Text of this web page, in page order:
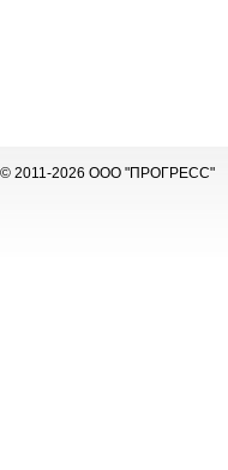
© 2011-2026 ООО "ПРОГРЕСС"